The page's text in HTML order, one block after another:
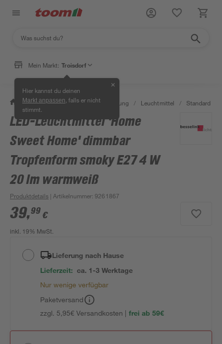
Mein Markt: Troisdorf
Hier kannst du deinen
Markt anpassen , falls er nicht
stimmt.
✕
/ Wohnen & Haushalt / Beleuchtung / Leuchtmittel / Standard
LED-Leuchtmittel 'Home
Sweet Home' dimmbar
Tropfenform smoky E27 4 W
20 lm warmweiß
Produktdetails | Artikelnummer:9261867
39,99 €
inkl. 19% MwSt.
Lieferung nach Hause
Lieferzeit: ca. 1-3 Werktage
Nur wenige verfügbar
Paketversand
zzgl. 5,95€ Versandkosten | frei ab 59€